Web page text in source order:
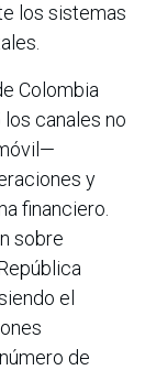
los sistemas
Colombia
canales no
y
financiero.
sobre
el
de